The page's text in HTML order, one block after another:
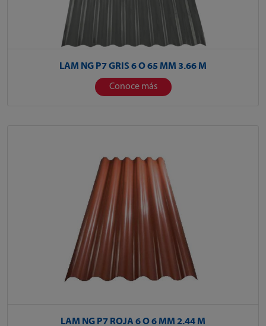
LAM NG P7 GRIS 6 O 65 MM 3.66 M
Conoce más
LAM NG P7 ROJA 6 O 6 MM 2.44 M